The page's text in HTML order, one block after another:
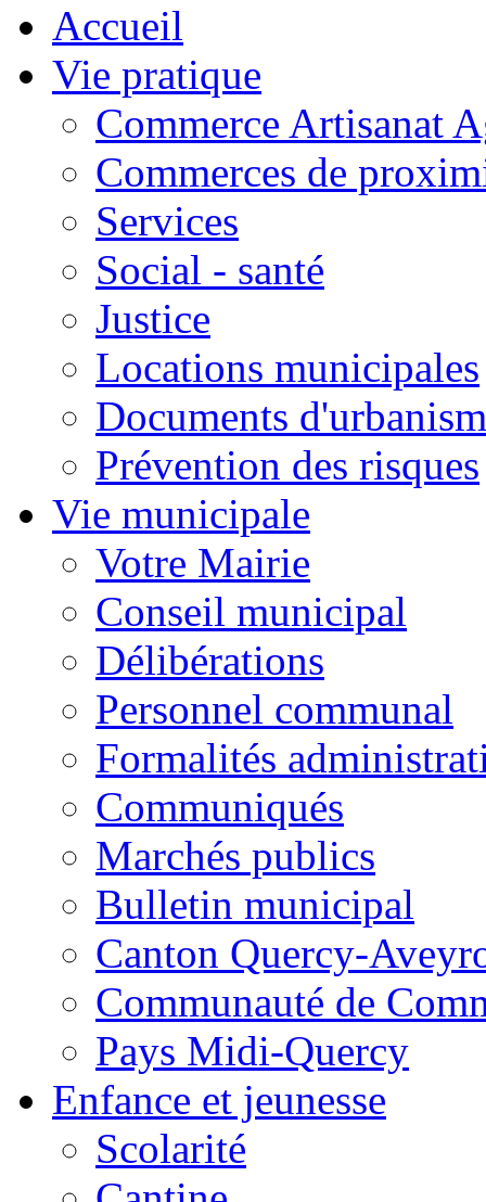
Accueil
Vie pratique
Commerce Artisanat
Commerces de
Services
Social - santé
Justice
Locations municipales
Documents
Prévention des risques
Vie municipale
Votre Mairie
Conseil municipal
Délibérations
Personnel communal
Formalités
Communiqués
Marchés publics
Bulletin municipal
Canton Quercy-
Communauté de
Pays Midi-Quercy
Enfance et jeunesse
Scolarité